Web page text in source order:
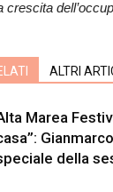
ALTRI
Marea
della